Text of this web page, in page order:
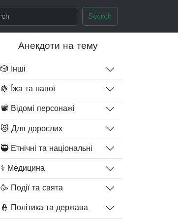
Search
Анекдоти на тему
🎲 Інші
🍇 Їжа та напої
📽️ Відомі персонажі
😻 Для дорослих
🥷 Етнічні та національні
⚕️ Медицина
🥳 Події та свята
👮 Політика та держава